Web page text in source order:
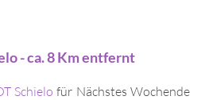
- ca. 8 Km entfernt
Schielo für Nächstes Wochende